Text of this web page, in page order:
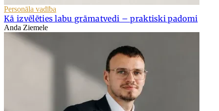
Personāla vadība
Kā izvēlēties labu grāmatvedi – praktiski padomi
Anda Ziemele